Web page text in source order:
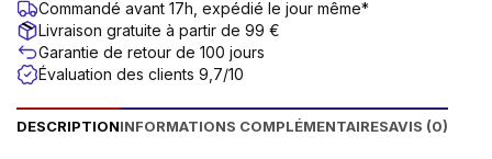
Commandé avant 17h, expédié le jour même*
Livraison gratuite à partir de 99 €
Garantie de retour de 100 jours
Évaluation des clients 9,7/10
DESCRIPTIONINFORMATIONS COMPLÉMENTAIRESAVIS (0)